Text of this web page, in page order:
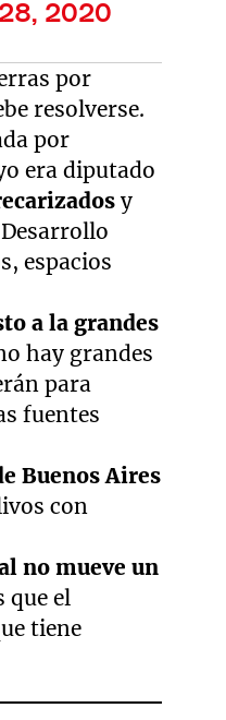
2020
por
resolverse.
por
era diputado
y
espacios
a la grandes
hay grandes
para
fuentes
Buenos Aires
con
no mueve un
que el
tiene